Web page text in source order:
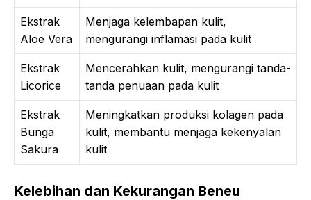
Ekstrak
Aloe Vera
Menjaga kelembapan kulit,
mengurangi inflamasi pada kulit
Ekstrak
Licorice
Mencerahkan kulit, mengurangi tanda-
tanda penuaan pada kulit
Ekstrak
Bunga
Sakura
Meningkatkan produksi kolagen pada
kulit, membantu menjaga kekenyalan
kulit
Kelebihan dan Kekurangan Beneu